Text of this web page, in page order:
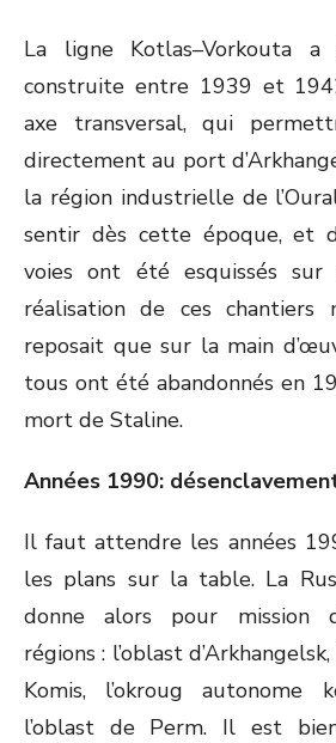
La ligne Kotlas–Vorkouta
construite entre 1939 et
axe transversal, qui
directement au port
la région industrielle de
sentir dès cette époque, et
voies ont été esquissés
réalisation de ces chantiers
reposait que sur la main
tous ont été abandonnés en
mort de Staline.
Années 1990:
Il faut attendre les années
les plans sur la table. La
donne alors pour mission
régions : l’oblast
Komis, l’okroug autonome
l’oblast de Perm. Il est